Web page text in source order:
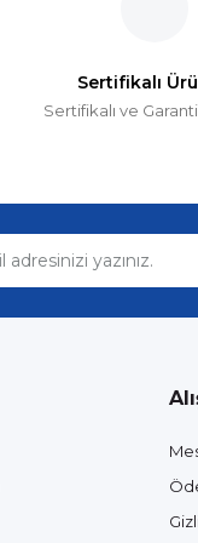
Sertifikalı
Sertifikalı ve